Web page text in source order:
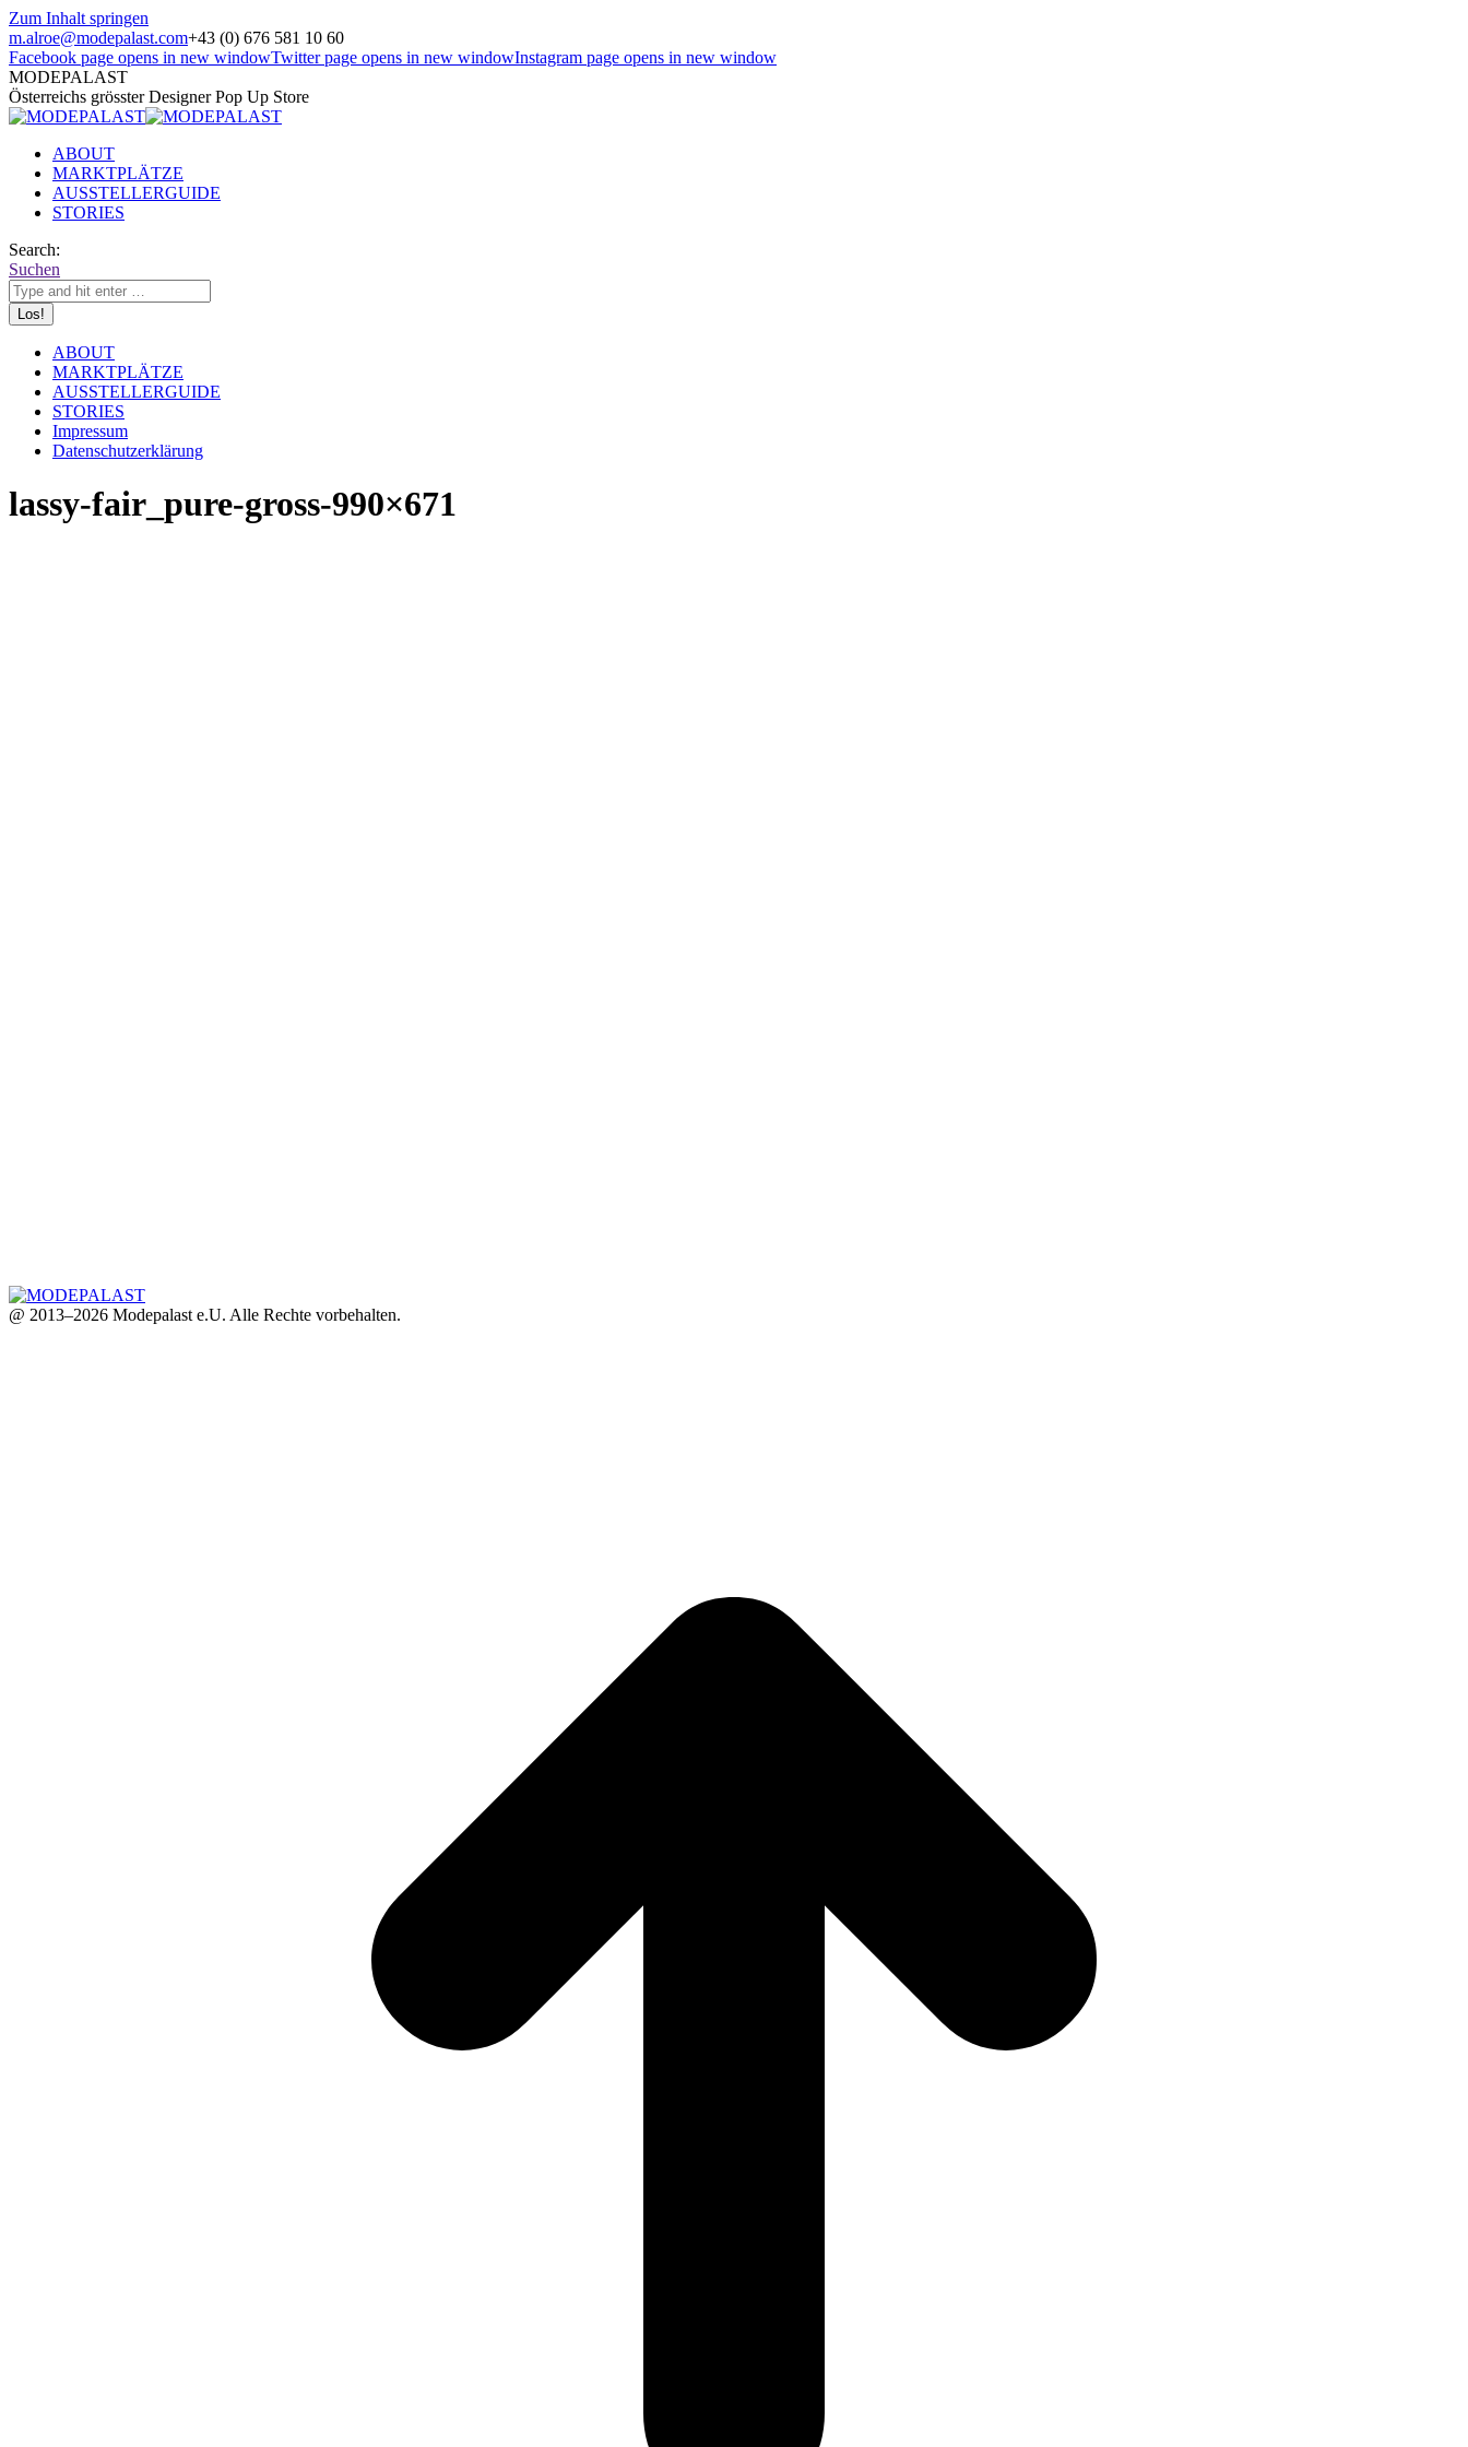
Zum Inhalt springen
m.alroe@modepalast.com+43 (0) 676 581 10 60
Facebook page opens in new windowTwitter page opens in new windowInstagram page opens in new window
MODEPALAST
Österreichs grösster Designer Pop Up Store
ABOUT
MARKTPLÄTZE
AUSSTELLERGUIDE
STORIES
Search:
Suchen
ABOUT
MARKTPLÄTZE
AUSSTELLERGUIDE
STORIES
Impressum
Datenschutzerklärung
lassy-fair_pure-gross-990×671
@ 2013–2026 Modepalast e.U. Alle Rechte vorbehalten.